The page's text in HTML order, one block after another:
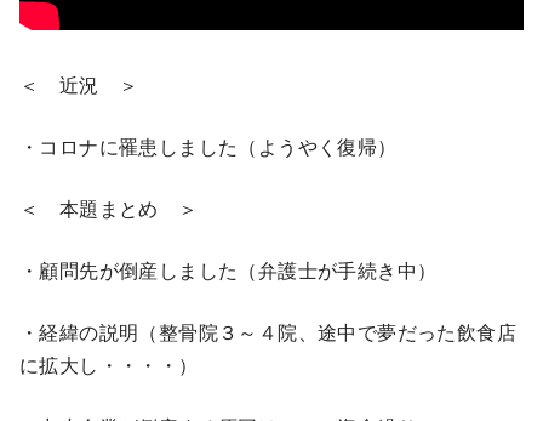
＜ 近況 ＞
・コロナに罹患しました（ようやく復帰）
＜ 本題まとめ ＞
・顧問先が倒産しました（弁護士が手続き中）
・経緯の説明（整骨院３～４院、途中で夢だった飲食店
に拡大し・・・・）